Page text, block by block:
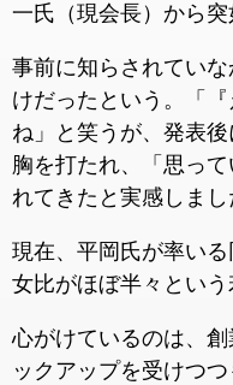
一氏（現会長）から突
事前に知らされてい
けだったという。「
ね」と笑うが、発表
胸を打たれ、「思っ
れてきたと実感しまし
現在、平岡氏が率い
女比がほぼ半々という
心がけているのは、
ックアップを受けつ